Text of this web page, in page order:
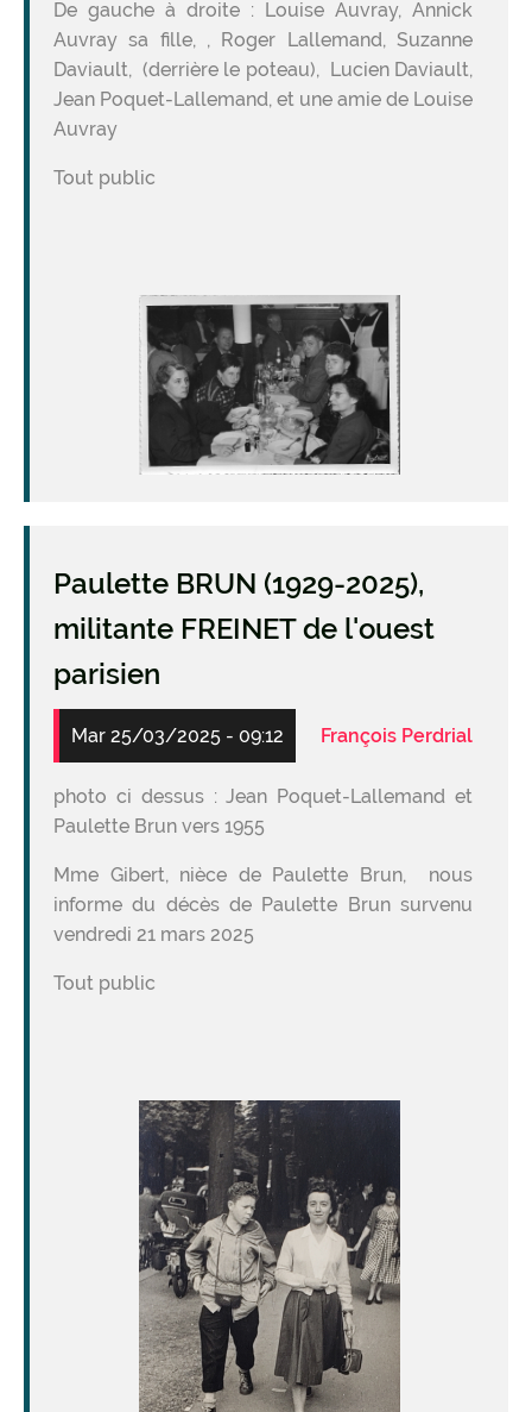
De gauche à droite : Louise Auvray, Annick
Auvray sa fille, , Roger Lallemand, Suzanne
Daviault, (derrière le poteau), Lucien Daviault,
Jean Poquet-Lallemand, et une amie de Louise
Auvray
Tout public
Image
Paulette BRUN (1929-2025),
militante FREINET de l'ouest
parisien
Mar 25/03/2025 - 09:12 François Perdrial
photo ci dessus : Jean Poquet-Lallemand et
Paulette Brun vers 1955
Mme Gibert, nièce de Paulette Brun, nous
informe du décès de Paulette Brun survenu
vendredi 21 mars 2025
Tout public
Image